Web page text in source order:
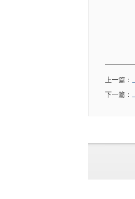
上一篇：
下一篇：